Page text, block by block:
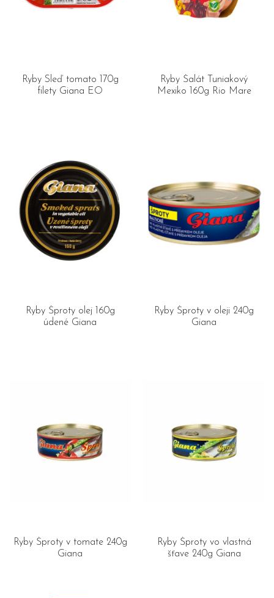
Ryby Sleď tomato 170g
filety Giana EO
Ryby Šalát Tuniakový
Mexiko 160g Rio Mare
Ryby Šproty olej 160g
údené Giana
Ryby Šproty v oleji 240g
Giana
Ryby Šproty v tomate 240g
Giana
Ryby Šproty vo vlastná
šťave 240g Giana